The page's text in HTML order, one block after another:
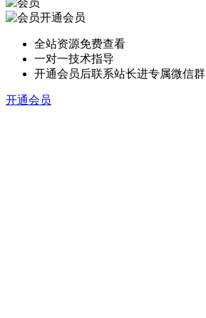
开通会员
全站资源免费查看
一对一技术指导
开通会员后联系站长进专属微信群
开通会员